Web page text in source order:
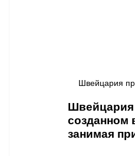
Швейцария
Швейцария
созданном
занимая